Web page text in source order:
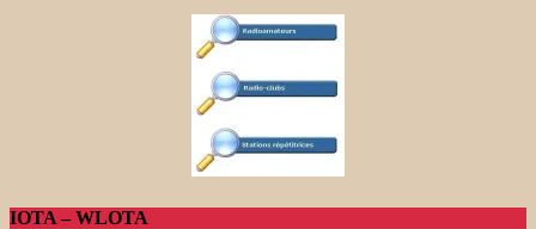
IOTA – WLOTA